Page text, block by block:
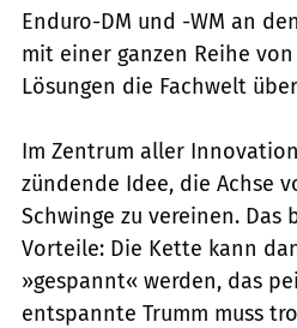
Enduro-DM und -WM an
mit einer ganzen Reihe
Lösungen die Fachwelt
Im Zentrum aller
zündende Idee, die Achse
Schwinge zu vereinen. Das
Vorteile: Die Kette kann
»gespannt« werden, das
entspannte Trumm muss